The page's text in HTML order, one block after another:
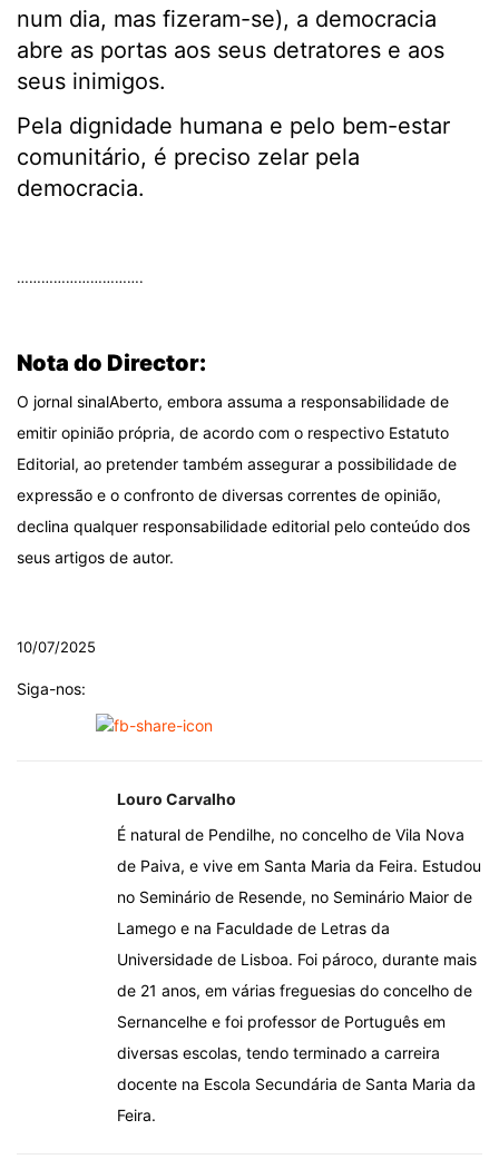
num dia, mas fizeram-se), a democracia
abre as portas aos seus detratores e aos
seus inimigos.
Pela dignidade humana e pelo bem-estar
comunitário, é preciso zelar pela
democracia.
………………………….
Nota do Director:
O jornal sinalAberto, embora assuma a responsabilidade de
emitir opinião própria, de acordo com o respectivo Estatuto
Editorial, ao pretender também assegurar a possibilidade de
expressão e o confronto de diversas correntes de opinião,
declina qualquer responsabilidade editorial pelo conteúdo dos
seus artigos de autor.
10/07/2025
Siga-nos:
Louro Carvalho
É natural de Pendilhe, no concelho de Vila Nova
de Paiva, e vive em Santa Maria da Feira. Estudou
no Seminário de Resende, no Seminário Maior de
Lamego e na Faculdade de Letras da
Universidade de Lisboa. Foi pároco, durante mais
de 21 anos, em várias freguesias do concelho de
Sernancelhe e foi professor de Português em
diversas escolas, tendo terminado a carreira
docente na Escola Secundária de Santa Maria da
Feira.